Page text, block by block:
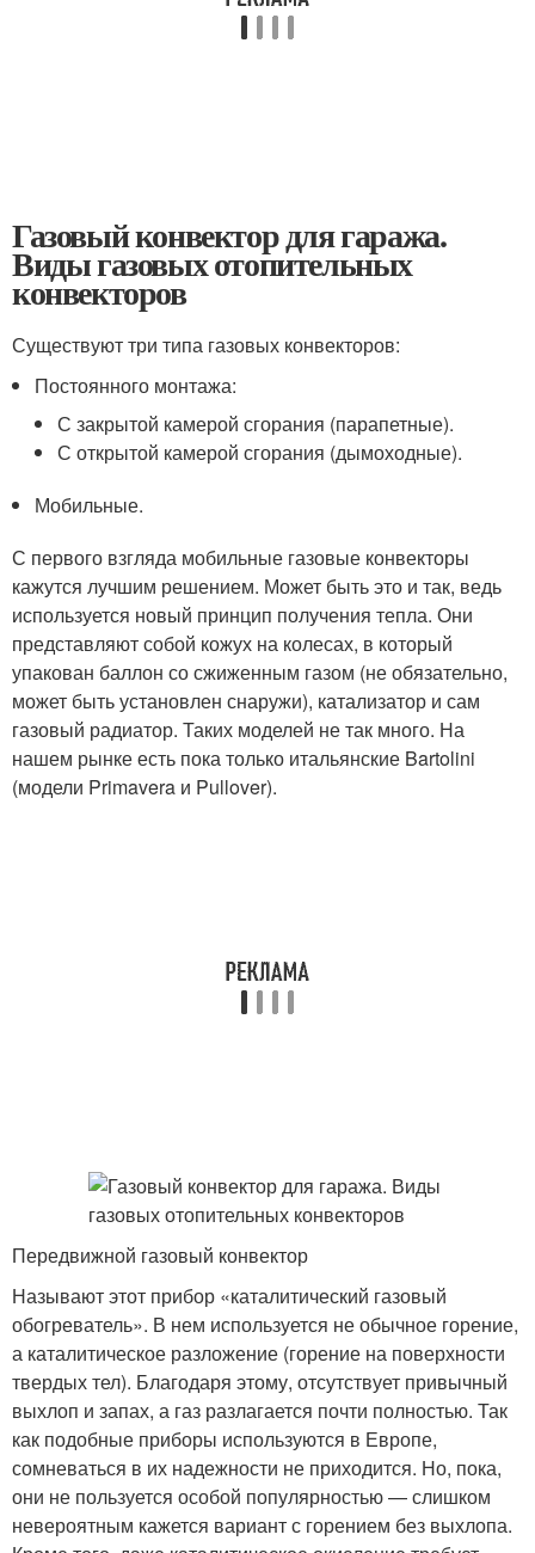
Газовый конвектор для гаража.
Виды газовых отопительных
конвекторов
Существуют три типа газовых конвекторов:
Постоянного монтажа:
С закрытой камерой сгорания (парапетные).
С открытой камерой сгорания (дымоходные).
Мобильные.
С первого взгляда мобильные газовые конвекторы
кажутся лучшим решением. Может быть это и так, ведь
используется новый принцип получения тепла. Они
представляют собой кожух на колесах, в который
упакован баллон со сжиженным газом (не обязательно,
может быть установлен снаружи), катализатор и сам
газовый радиатор. Таких моделей не так много. На
нашем рынке есть пока только итальянские Bartolini
(модели Primavera и Pullover).
Передвижной газовый конвектор
Называют этот прибор «каталитический газовый
обогреватель». В нем используется не обычное горение,
а каталитическое разложение (горение на поверхности
твердых тел). Благодаря этому, отсутствует привычный
выхлоп и запах, а газ разлагается почти полностью. Так
как подобные приборы используются в Европе,
сомневаться в их надежности не приходится. Но, пока,
они не пользуется особой популярностью — слишком
невероятным кажется вариант с горением без выхлопа.